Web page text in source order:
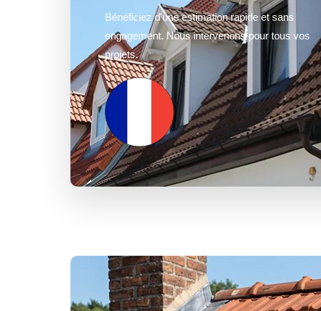
Bénéficiez d'une estimation rapide et sans
engagement. Nous intervenons pour tous vos
projets.